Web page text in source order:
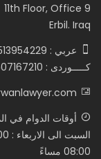
11th Floor, Office 9
Erbil. Iraq
عربي : 009647513954229
كـــــوردى : 009647507167210
أوقات الدوام في
08:00 مساءً